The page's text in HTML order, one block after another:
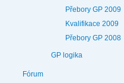
Přebory GP 2009
Kvalifikace 2009
Přebory GP 2008
GP logika
Fórum